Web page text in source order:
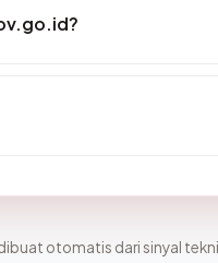
otomatis dari sinyal